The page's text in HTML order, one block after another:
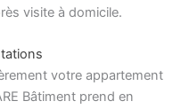
visite à domicile.
votre appartement
Bâtiment prend en